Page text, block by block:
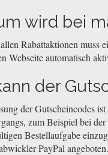
wird bei
Rabattaktionen muss
Webseite automatisch
der
der Gutscheincodes
zum Beispiel bei
Bestellaufgabe
PayPal